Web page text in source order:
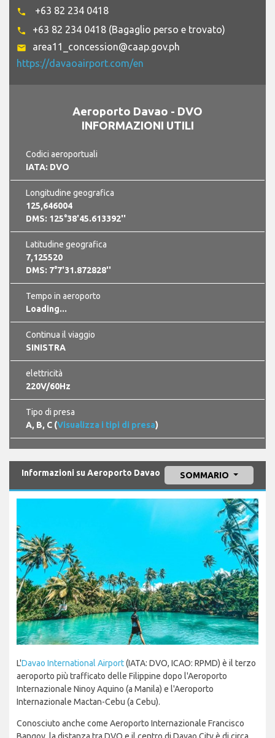
phone +63 82 234 0418
phone +63 82 234 0418 (Bagaglio perso e trovato)
email
area11_concession@caap.gov.ph
https://davaoairport.com/en
Aeroporto Davao - DVO
INFORMAZIONI UTILI
Codici aeroportuali
IATA: DVO
Longitudine geografica
125,646004
DMS: 125°38'45.613392''
Latitudine geografica
7,125520
DMS: 7°7'31.872828''
Tempo in aeroporto
06:14:09 am GMT +0800
Continua il viaggio
SINISTRA
elettricità
220V/60Hz
Tipo di presa
A, B, C (Visualizza i tipi di presa)
Informazioni su Aeroporto Davao SOMMARIO
L'Davao International Airport(IATA: DVO, ICAO: RPMD) è il terzo
aeroporto più trafficato delle Filippine dopo l'Aeroporto
Internazionale Ninoy Aquino (a Manila) e l'Aeroporto
Internazionale Mactan-Cebu (a Cebu).
Conosciuto anche come Aeroporto Internazionale Francisco